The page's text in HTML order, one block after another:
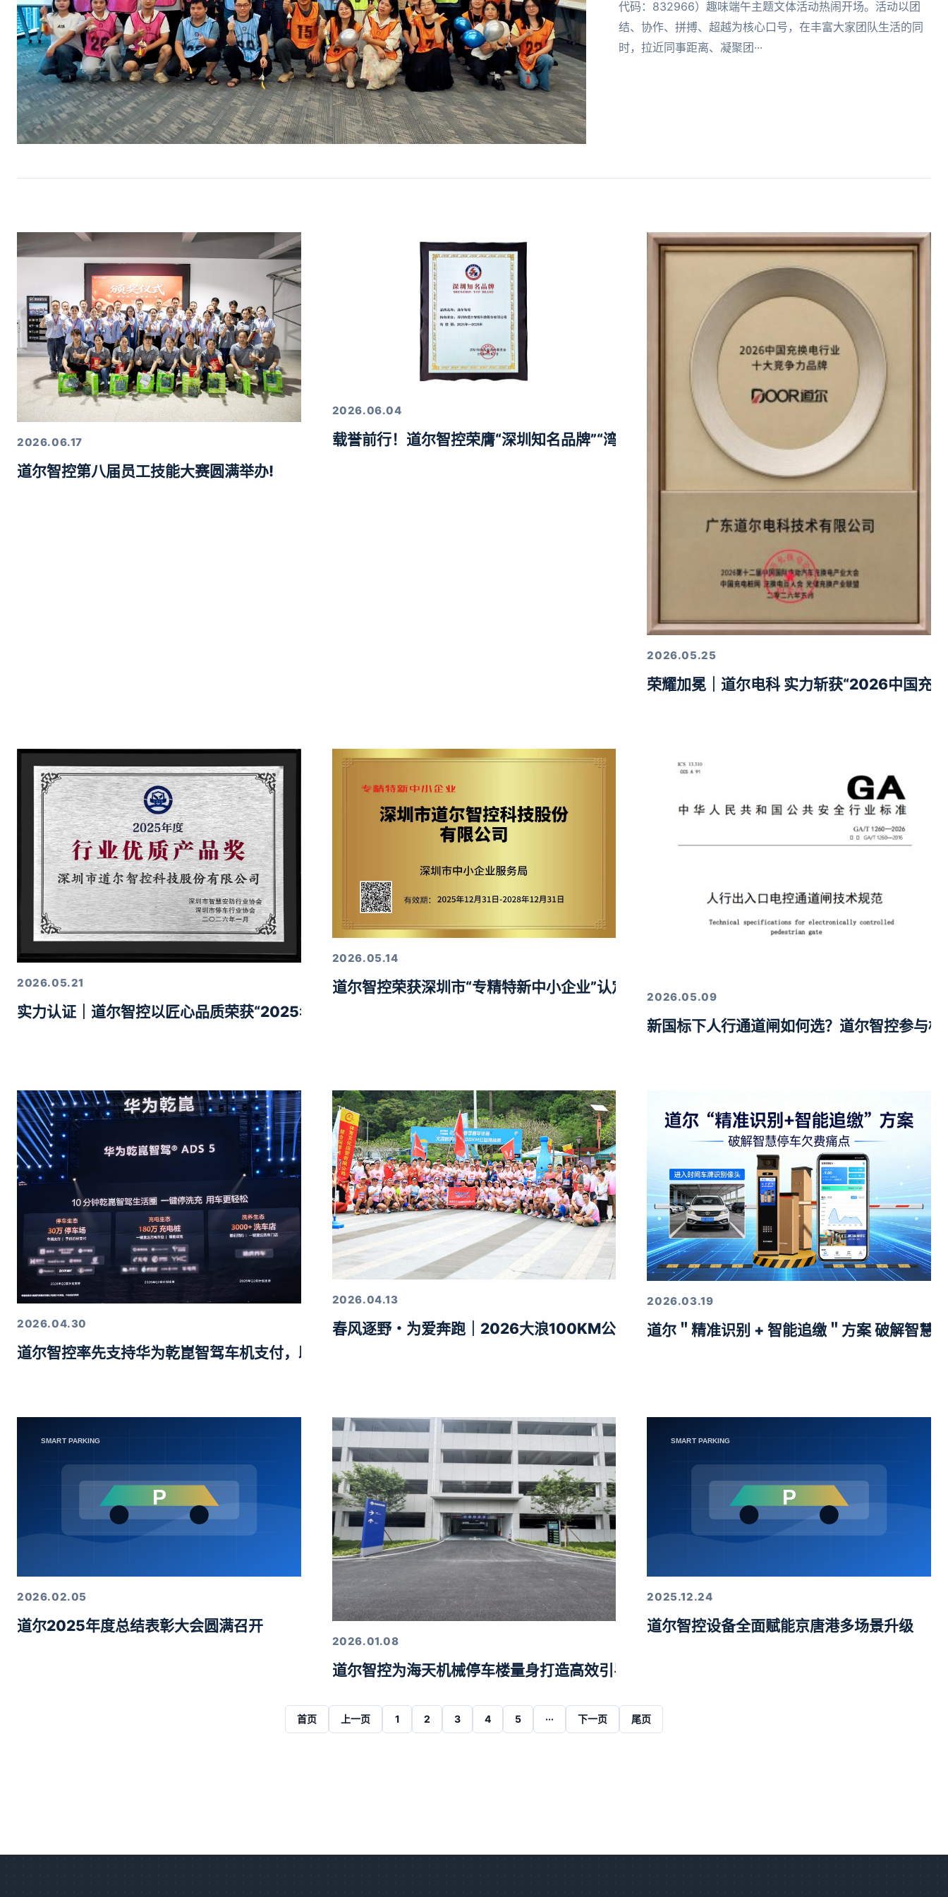
代码：832966）趣味端午主题文体活动热闹开场。活动以团
结、协作、拼搏、超越为核心口号，在丰富大家团队生活的同
时，拉近同事距离、凝聚团···
2026.06.17
道尔智控第八届员工技能大赛圆满举办!
2026.06.04
载誉前行！道尔智控荣膺“深圳知名品牌”“湾区知名品牌”双重认证
2026.05.25
荣耀加冕｜道尔电科 实力斩获“2026中国充
2026.05.21
实力认证｜道尔智控以匠心品质荣获“2025年度行业优质产品奖”
2026.05.14
道尔智控荣获深圳市“专精特新中小企业”认定，以硬核技术筑牢行业标杆
2026.05.09
新国标下人行通道闸如何选？道尔智控参与
2026.04.30
道尔智控率先支持华为乾崑智驾车机支付，助力10分钟智驾生活圈落地
2026.04.13
春风逐野・为爱奔跑｜2026大浪100KM公益挑战赛圆满举行
2026.03.19
道尔＂精准识别 + 智能追缴＂方案 破解智慧
2026.02.05
道尔2025年度总结表彰大会圆满召开
2026.01.08
道尔智控为海天机械停车楼量身打造高效引导解决方案
2025.12.24
道尔智控设备全面赋能京唐港多场景升级
首页 上一页 1 2 3 4 5 ··· 下一页 尾页